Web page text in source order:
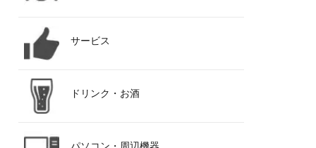
サービス
ドリンク・お酒